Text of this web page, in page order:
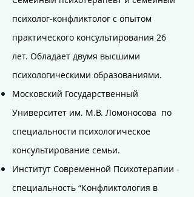
психолог-конфликтолог с опытом
практического консультирования 26
лет. Обладает двумя высшими
психологическими образованиями.
Московский Государственный
Университет им. М.В. Ломоносова по
специальности психологическое
консультирование семьи.
Институт Современной Психотерапии -
специальность “Конфликтология в